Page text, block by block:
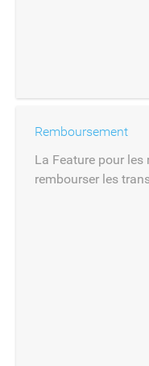
Remboursement
La Feature pour
rembourser les